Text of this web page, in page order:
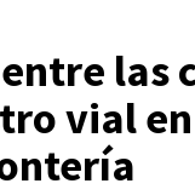
las
vial